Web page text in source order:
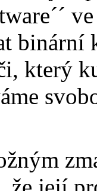
který